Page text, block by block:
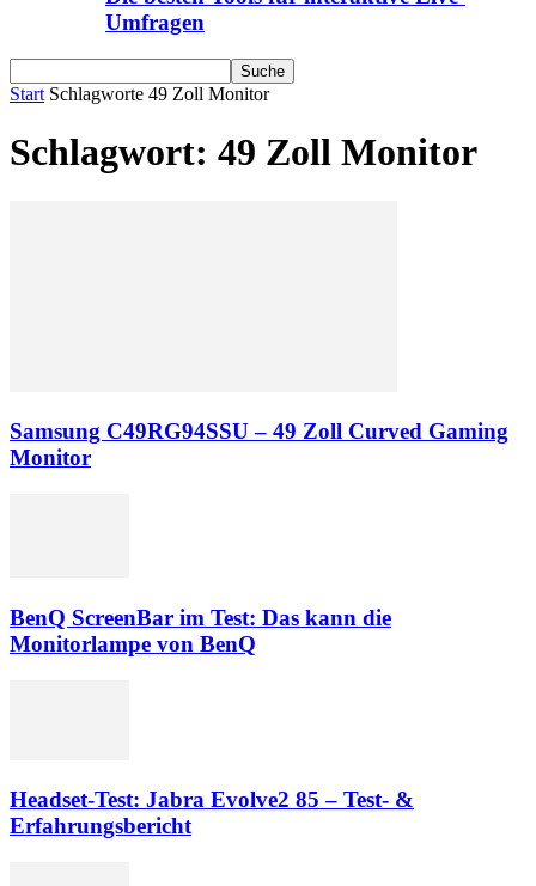
Umfragen
Start Schlagworte 49 Zoll Monitor
Schlagwort: 49 Zoll Monitor
Samsung C49RG94SSU – 49 Zoll Curved Gaming
Monitor
BenQ ScreenBar im Test: Das kann die
Monitorlampe von BenQ
Headset-Test: Jabra Evolve2 85 – Test- &
Erfahrungsbericht